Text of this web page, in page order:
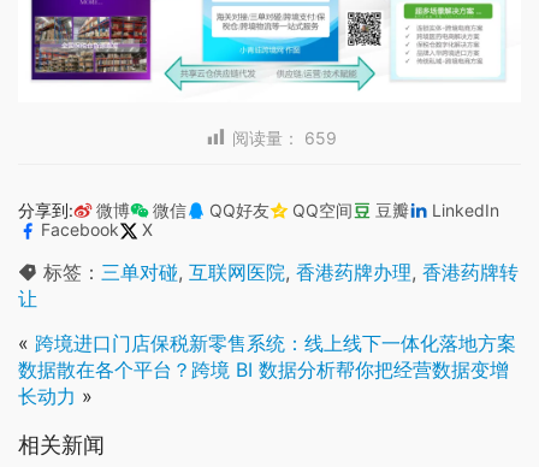
阅读量： 659
分享到: 微博 微信 QQ好友 QQ空间 豆瓣
LinkedIn
Facebook
X
标签： 三单对碰, 互联网医院, 香港药牌办理, 香港药牌转
让
« 跨境进口门店保税新零售系统：线上线下一体化落地方案
数据散在各个平台？跨境 BI 数据分析帮你把经营数据变增
长动力 »
相关新闻